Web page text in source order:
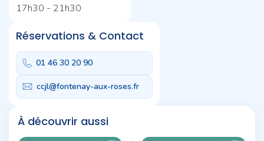
17h30 - 21h30
Réservations & Contact
01 46 30 20 90
ccjl@fontenay-aux-roses.fr
À découvrir aussi